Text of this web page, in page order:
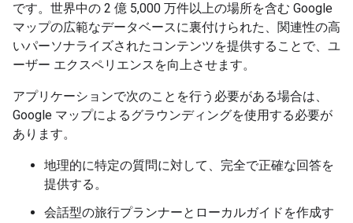
です。世界中の 2 億 5,000 万件以上の場所を含む Google
マップの広範なデータベースに裏付けられた、関連性の高
いパーソナライズされたコンテンツを提供することで、ユ
ーザー エクスペリエンスを向上させます。
アプリケーションで次のことを行う必要がある場合は、
Google マップによるグラウンディングを使用する必要が
あります。
地理的に特定の質問に対して、完全で正確な回答を
提供する。
会話型の旅行プランナーとローカルガイドを作成す